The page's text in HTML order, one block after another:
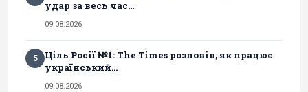
удар за весь час...
09.08.2026
5
Ціль Росії №1: The Times розповів, як працює
український...
09.08.2026